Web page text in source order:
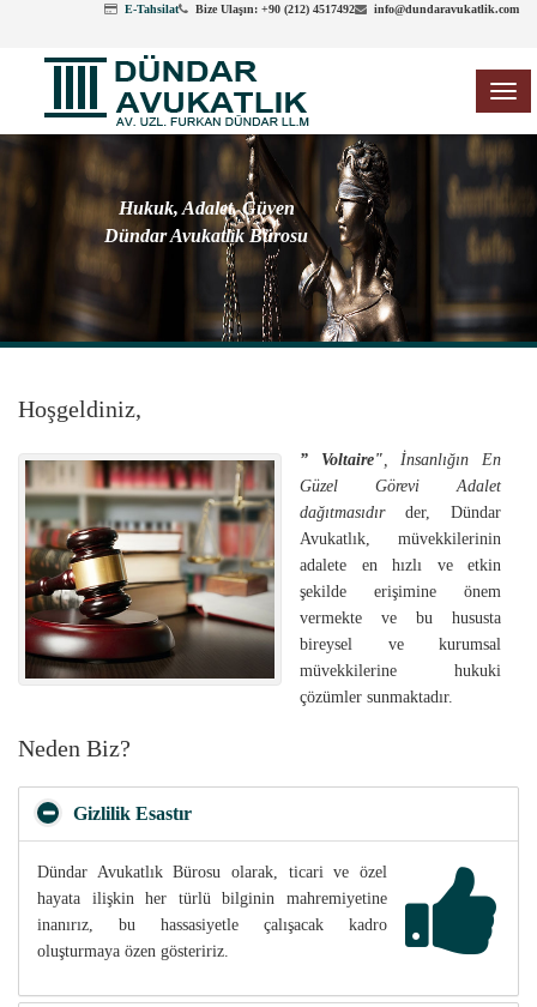
info@dundaravukatlik.com
Bize Ulaşın: +90 (212) 4517492
E-Tahsilat
Hukuk, Adalet, Güven
Dündar Avukatlık Bürosu
Hoşgeldiniz,
” Voltaire", İnsanlığın En
Güzel Görevi Adalet
dağıtmasıdırder, Dündar
Avukatlık, müvekkilerinin
adalete en hızlı ve etkin
şekilde erişimine önem
vermekte ve bu hususta
bireysel ve kurumsal
müvekkilerine hukuki
çözümler sunmaktadır.
Neden Biz?
Gizlilik Esastır
Dündar Avukatlık Bürosu olarak, ticari ve özel
hayata ilişkin her türlü bilginin mahremiyetine
inanırız, bu hassasiyetle çalışacak kadro
oluşturmaya özen gösteririz.